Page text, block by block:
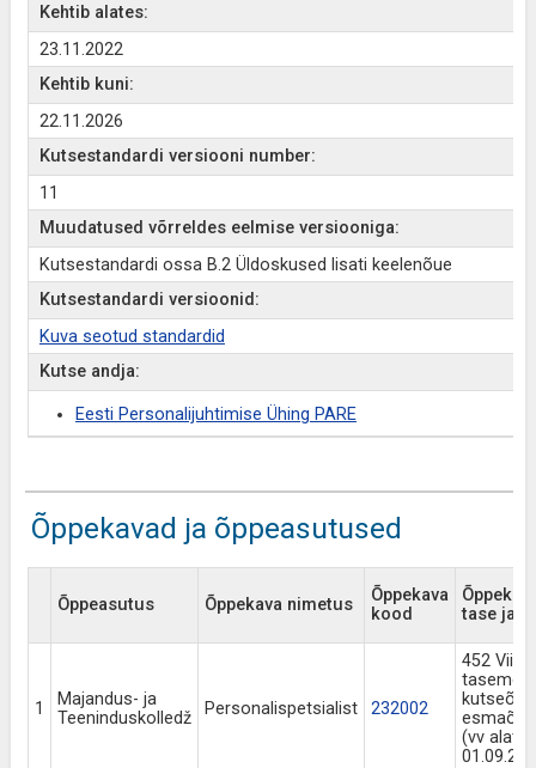
Kehtib alates:
23.11.2022
Kehtib kuni:
22.11.2026
Kutsestandardi versiooni number:
11
Muudatused võrreldes eelmise versiooniga:
Kutsestandardi ossa B.2 Üldoskused lisati keelenõue
Kutsestandardi versioonid:
Kuva seotud standardid
Kutse andja:
Eesti Personalijuhtimise Ühing PARE
Õppekavad ja õppeasutused
Õppeasutus Õppekava nimetus
Õppekava
kood
tase ja
1
Majandus- ja
Teeninduskolledž
Personalispetsialist 232002
452
taseme
esmaõpe
(vv alates